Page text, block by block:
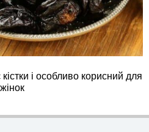
і особливо корисний для
жінок